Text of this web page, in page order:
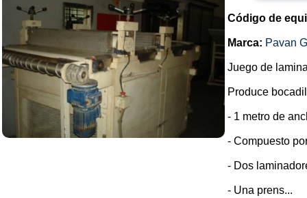
Código de
Marca: Pavan
Juego de
Produce
- 1 metro de
- Compuesto
- Dos
- Una prens...